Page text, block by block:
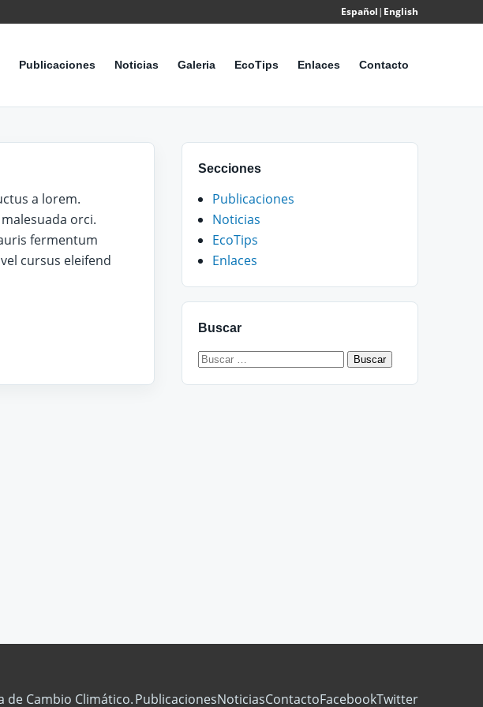
Español| English
Publicaciones Noticias Galeria EcoTips Enlaces Contacto
a lorem.
orci.
fermentum
cursus eleifend
Secciones
Publicaciones
Noticias
EcoTips
Enlaces
Buscar
Buscar:
Cambio Climático.PublicacionesNoticiasContactoFacebookTwitter